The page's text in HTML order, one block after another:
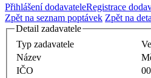
Přihlášení dodavateleRegistrace
Zpět na seznam poptávek Zpět na
Detail zadavatele
Typ zadavatele
Název
IČO